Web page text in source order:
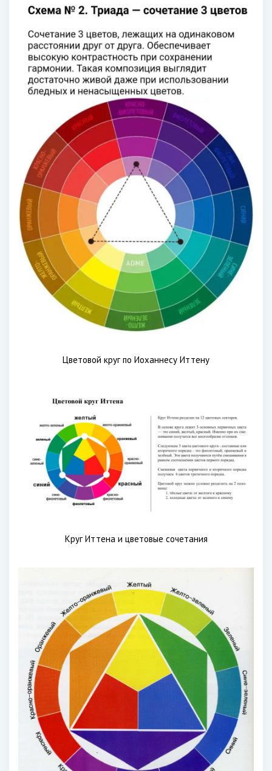
Цветовой круг по Иоханнесу Иттену
Круг Иттена и цветовые сочетания